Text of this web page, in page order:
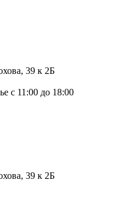
39 к 2Б
с 11:00 до 18:00
39 к 2Б